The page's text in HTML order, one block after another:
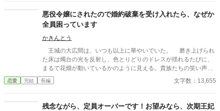
悪役令嬢にされたので婚約破棄を受け入れたら、なぜか
全員困っています
かきんとう
王城の大広間は、いつも以上に華やいでいた。 磨き上げられ
た床は燭台の光を反射し、色とりどりのドレスが揺れるたびに、
まるで花畑が動いているかのように見える。貴族たちの笑い声、
楽団の優雅な旋律、そして、ひそやかな噂話が、空気を満たして
いた。 その中心に、私は立っていた。 ――今日、この瞬間の
た私の名に、ざわめきがぴたりと止む。
恋愛 完結 長編 文字数：13,655
残念ながら、定員オーバーです！お望みなら、次期王妃